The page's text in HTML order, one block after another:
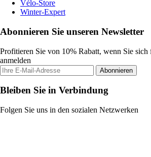
Vélo-Store
Winter-Expert
Abonnieren Sie unseren Newsletter
Profitieren Sie von 10% Rabatt, wenn Sie sich
anmelden
Abonnieren
Bleiben Sie in Verbindung
Folgen Sie uns in den sozialen Netzwerken